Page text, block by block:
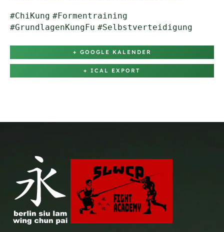
#ChiKung #Formentraining
#GrundlagenKungFu #Selbstverteidigung
+ GOOGLE KALENDER
+ ICAL EXPORT